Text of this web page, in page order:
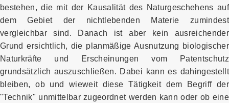
bestehen, die mit der Kausalität des Naturgeschehens auf
dem Gebiet der nichtlebenden Materie zumindest
vergleichbar sind. Danach ist aber kein ausreichender
Grund ersichtlich, die planmäßige Ausnutzung biologischer
Naturkräfte und Erscheinungen vom Patentschutz
grundsätzlich auszuschließen. Dabei kann es dahingestellt
bleiben, ob und wieweit diese Tätigkeit dem Begriff der
"Technik" unmittelbar zugeordnet werden kann oder ob eine